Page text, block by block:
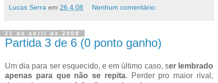
Lucas Serra em 26.4.08 Nenhum comentário:
21 de abril de 2008
Partida 3 de 6 (0 ponto ganho)
Um dia para ser esquecido, e em último caso, ser lembrado
apenas para que não se repita. Perder pro maior rival,